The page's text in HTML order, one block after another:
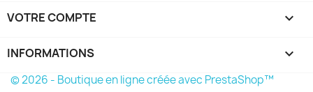
VOTRE COMPTE 
INFORMATIONS keyboard_arrow_down
© 2026 - Boutique en ligne créée avec PrestaShop™